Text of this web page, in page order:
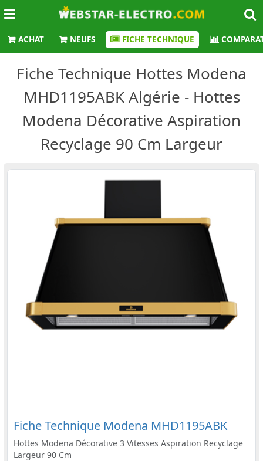
ACHAT NEUFS FICHE TECHNIQUE
Fiche Technique Hottes Modena
MHD1195ABK Algérie - Hottes
Modena Décorative Aspiration
Recyclage 90 Cm Largeur
Fiche Technique Modena MHD1195ABK
Hottes Modena Décorative 3 Vitesses Aspiration Recyclage
Largeur 90 Cm